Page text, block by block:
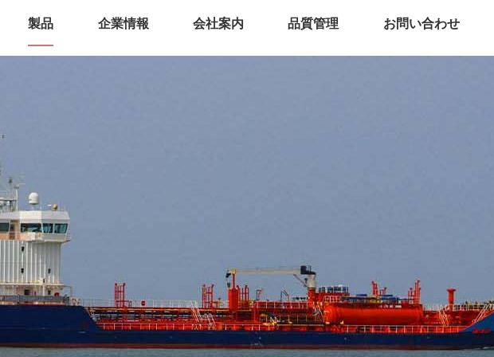
製品 企業情報 会社案内 品質管理 お問い合わせ